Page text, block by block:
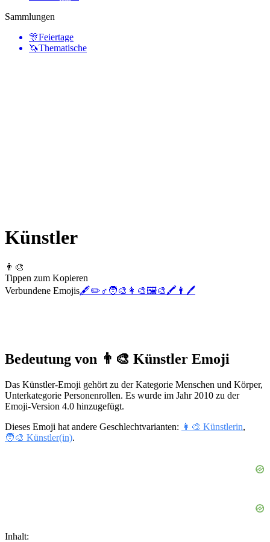
Sammlungen
🎊Feiertage
🦄Thematische
Künstler
👨‍🎨
Tippen zum Kopieren
Verbundene Emojis🖋️✏️♂️ 🧑‍🎨 👩‍🎨🖼️🎨 🖍️ 👨 🖊️
Bedeutung von 👨‍🎨 Künstler Emoji
Das Künstler-Emoji gehört zu der Kategorie Menschen und Körper,
Unterkategorie Personenrollen. Es wurde im Jahr 2010 zu der
Emoji-Version 4.0 hinzugefügt.
Dieses Emoji hat andere Geschlechtvarianten: 👩‍🎨 Künstlerin,
🧑‍🎨 Künstler(in).
Inhalt: